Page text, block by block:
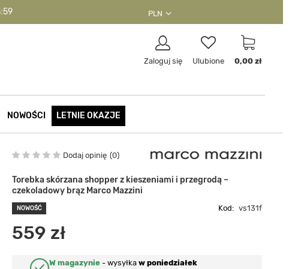
PLN
Zaloguj się Ulubione 0,00 zł
NOWOŚCI LETNIE OKAZJE
Dodaj opinię 0
Torebka skórzana shopper z kieszeniami i przegrodą –
czekoladowy brąz Marco Mazzini
NOWOŚĆ Kod: vs131f
559 zł
W magazynie -wysyłkaw poniedziałek